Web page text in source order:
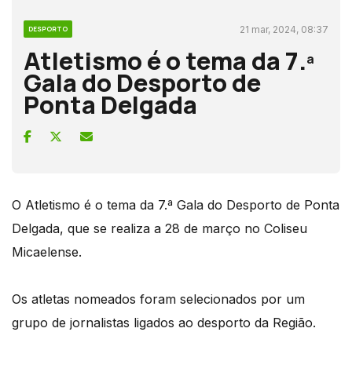
DESPORTO 21 mar, 2024, 08:37
Atletismo é o tema da 7.ª
Gala do Desporto de
Ponta Delgada
O Atletismo é o tema da 7.ª Gala do Desporto de Ponta
Delgada, que se realiza a 28 de março no Coliseu
Micaelense.
Os atletas nomeados foram selecionados por um
grupo de jornalistas ligados ao desporto da Região.